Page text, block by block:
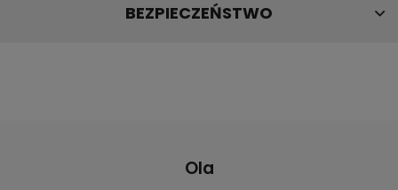
BEZPIECZEŃSTWO
Ola